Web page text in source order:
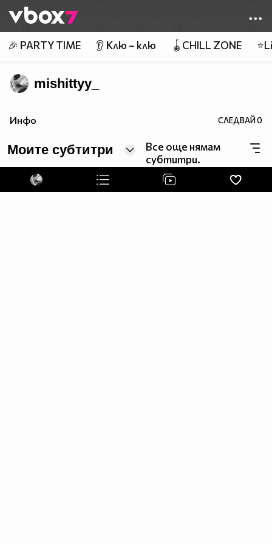
👾
🎉 PARTY TIME 👂 Клю – клю 🪀CHILL ZONE
mishittyy_
Инфо СЛЕДВАЙ0
Моите субтитри
Все още нямам
субтитри.